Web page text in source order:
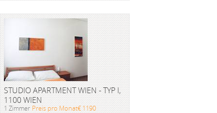
STUDIO APARTMENT WIEN - TYP I,
1100 WIEN
1 Zimmer Preis pro Monat€ 1190